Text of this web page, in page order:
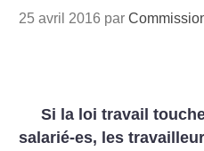
25 avril 2016 par
Si la loi travail
salarié-es, les